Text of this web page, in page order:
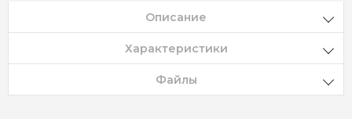
Описание
Характеристики
Файлы